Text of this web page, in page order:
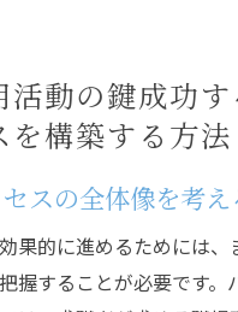
活動の鍵成功
を構築する方法
スの全体像を考え
果的に進めるためには、
握することが必要です。